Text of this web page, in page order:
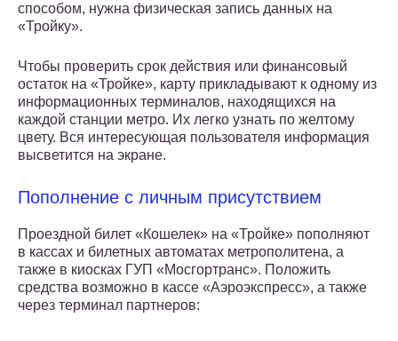
способом, нужна физическая запись данных на
«Тройку».
Чтобы проверить срок действия или финансовый
остаток на «Тройке», карту прикладывают к одному из
информационных терминалов, находящихся на
каждой станции метро. Их легко узнать по желтому
цвету. Вся интересующая пользователя информация
высветится на экране.
Пополнение с личным присутствием
Проездной билет «Кошелек» на «Тройке» пополняют
в кассах и билетных автоматах метрополитена, а
также в киосках ГУП «Мосгортранс». Положить
средства возможно в кассе «Аэроэкспресс», а также
через терминал партнеров: